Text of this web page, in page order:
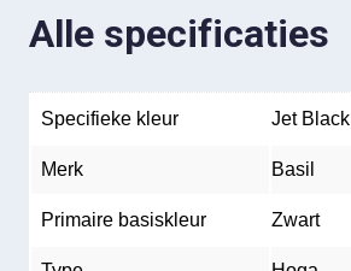
Alle specificaties
Specifieke kleur Jet Black
Merk Basil
Primaire basiskleur Zwart